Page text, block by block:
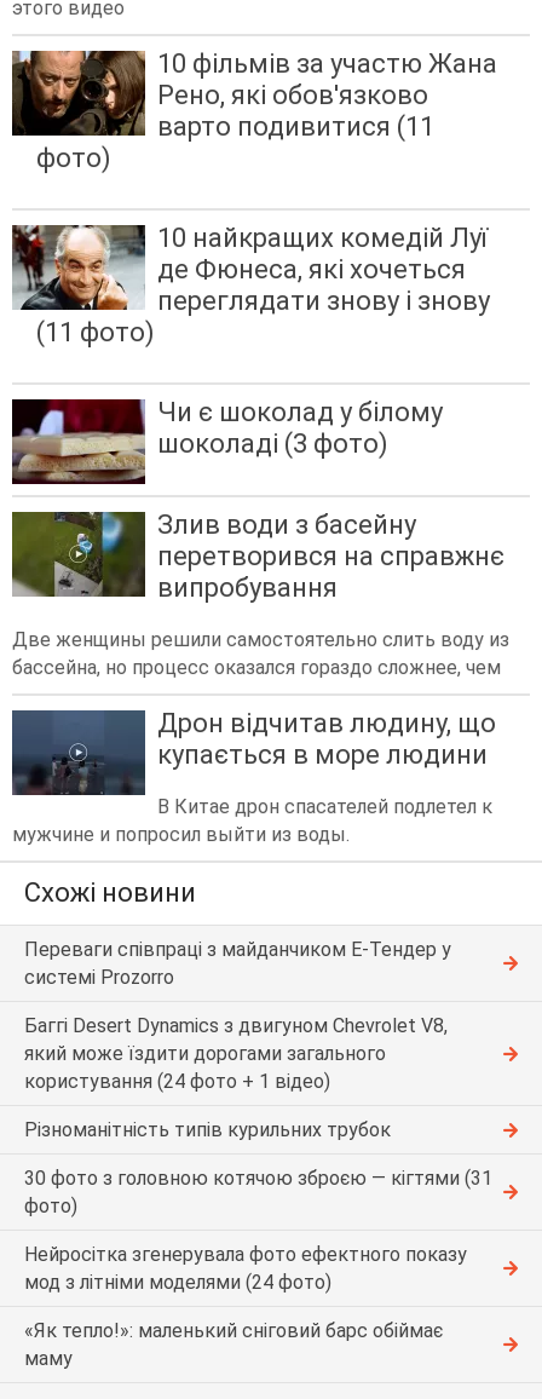
этого видео
10 фільмів за участю Жана
Рено, які обов'язково
варто подивитися (11
фото)
10 найкращих комедій Луї
де Фюнеса, які хочеться
переглядати знову і знову
(11 фото)
Чи є шоколад у білому
шоколаді (3 фото)
Злив води з басейну
перетворився на справжнє
випробування
Две женщины решили самостоятельно слить воду из
бассейна, но процесс оказался гораздо сложнее, чем
Дрон відчитав людину, що
купається в море людини
В Китае дрон спасателей подлетел к
мужчине и попросил выйти из воды.
Схожі новини
Переваги співпраці з майданчиком Е-Тендер у
системі Prozorro
Баггі Desert Dynamics з двигуном Chevrolet V8,
який може їздити дорогами загального
користування (24 фото + 1 відео)
Різноманітність типів курильних трубок
30 фото з головною котячою зброєю — кігтями (31
фото)
Нейросітка згенерувала фото ефектного показу
мод з літніми моделями (24 фото)
«Як тепло!»: маленький сніговий барс обіймає
маму